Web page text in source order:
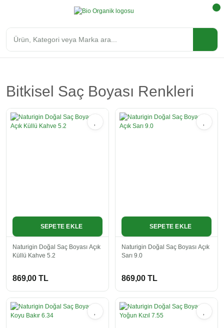
Bitkisel Saç Boyası Renkleri
SEPETE EKLE
Naturigin Doğal Saç Boyası Açık
Küllü Kahve 5.2
869,00 TL
SEPETE EKLE
Naturigin Doğal Saç Boyası Açık
Sarı 9.0
869,00 TL